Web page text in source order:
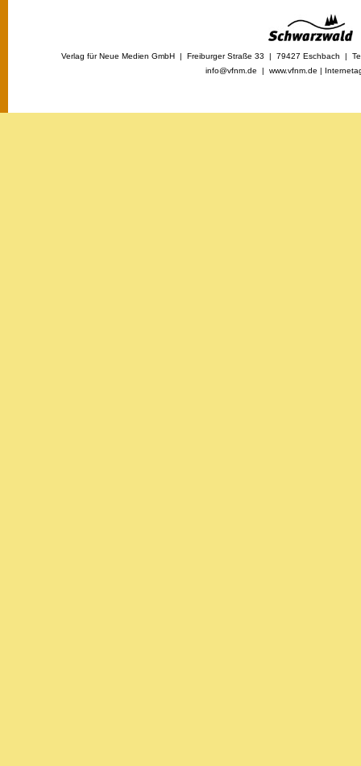
Verlag für Neue Medien GmbH | Freiburger Straße 33 | 79427 Eschbach |
info@vfnm.de | www.vfnm.de |